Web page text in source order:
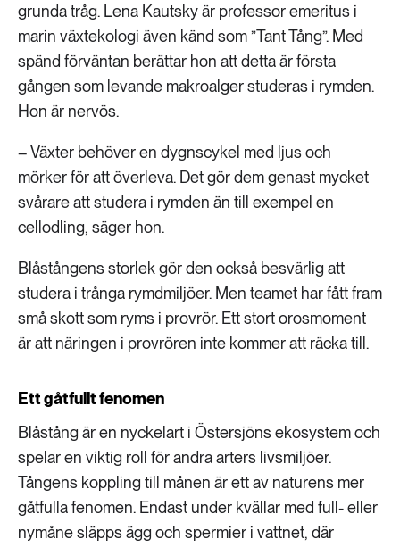
grunda tråg. Lena Kautsky är professor emeritus i
marin växtekologi även känd som ”Tant Tång”. Med
spänd förväntan berättar hon att detta är första
gången som levande makroalger studeras i rymden.
Hon är nervös.
– Växter behöver en dygnscykel med ljus och
mörker för att överleva. Det gör dem genast mycket
svårare att studera i rymden än till exempel en
cellodling, säger hon.
Blåstångens storlek gör den också besvärlig att
studera i trånga rymdmiljöer. Men teamet har fått fram
små skott som ryms i provrör. Ett stort orosmoment
är att näringen i provrören inte kommer att räcka till.
Ett gåtfullt fenomen
Blåstång är en nyckelart i Östersjöns ekosystem och
spelar en viktig roll för andra arters livsmiljöer.
Tångens koppling till månen är ett av naturens mer
gåtfulla fenomen. Endast under kvällar med full- eller
nymåne släpps ägg och spermier i vattnet, där